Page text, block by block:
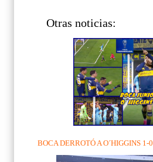
Otras noticias:
BOCA DERROTÓ A O´HIGGINS 1-0